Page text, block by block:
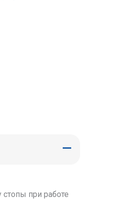
при работе